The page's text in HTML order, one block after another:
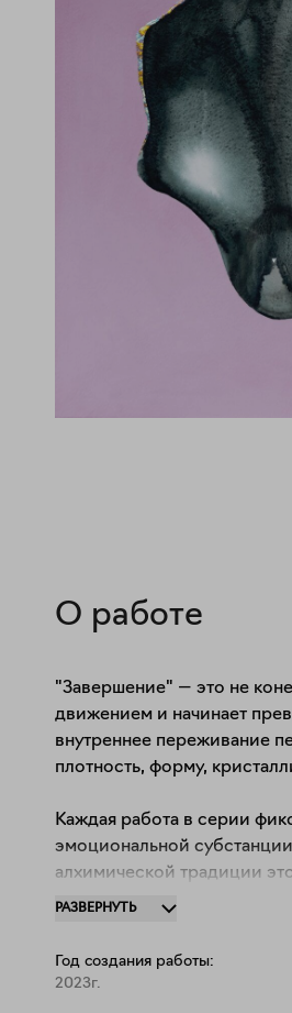
О работе
"Завершение" — это не
движением и начинает
внутреннее переживание
плотность, форму,
Каждая работа в серии
эмоциональной
алхимической традиции
перестаёт рассыпаться и
может существовать как
РАЗВЕРНУТЬ
Год создания работы:
2023г.